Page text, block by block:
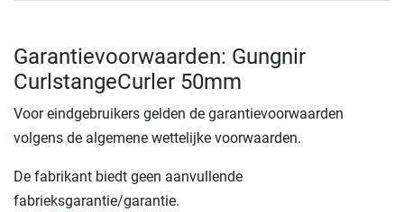
Garantievoorwaarden: Gungnir
CurlstangeCurler 50mm
Voor eindgebruikers gelden de garantievoorwaarden
volgens de algemene wettelijke voorwaarden.
De fabrikant biedt geen aanvullende
fabrieksgarantie/garantie.